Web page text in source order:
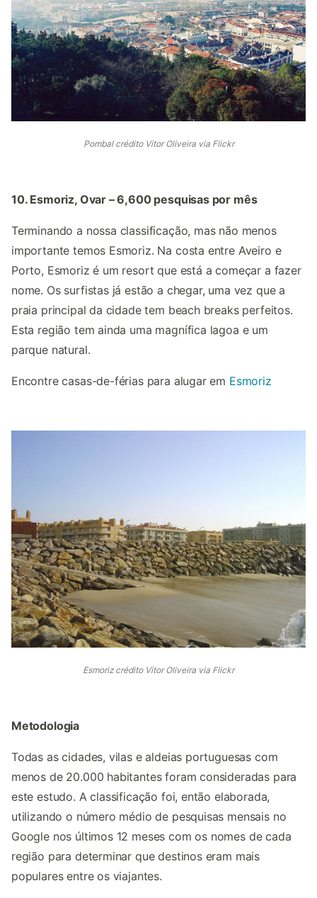
Pombal crédito Vitor Oliveira via Flickr
10. Esmoriz, Ovar – 6,600 pesquisas por mês
Terminando a nossa classificação, mas não menos
importante temos Esmoriz. Na costa entre Aveiro e
Porto, Esmoriz é um resort que está a começar a fazer
nome. Os surfistas já estão a chegar, uma vez que a
praia principal da cidade tem beach breaks perfeitos.
Esta região tem ainda uma magnífica lagoa e um
parque natural.
Encontre casas-de-férias para alugar em Esmoriz
Esmoriz crédito Vitor Oliveira via Flickr
Metodologia
Todas as cidades, vilas e aldeias portuguesas com
menos de 20.000 habitantes foram consideradas para
este estudo. A classificação foi, então elaborada,
utilizando o número médio de pesquisas mensais no
Google nos últimos 12 meses com os nomes de cada
região para determinar que destinos eram mais
populares entre os viajantes.